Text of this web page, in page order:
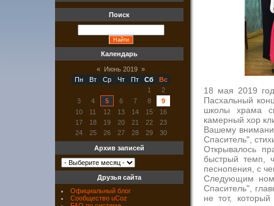
18 мая 2019
Пасхальный
школы храма
камерный хор
Вашему
Спаситель",
Открывалось
быстрый темп,
песнопения, с
Следующим
Спаситель",
не тот,
Поиск
Календарь
« Июнь 2019 »
Пн
Вт Ср Чт Пт Сб
Вс
1
2
3
4 5 6 7 8
9
10
11 12 13 14 15
16
17
18 19 20 21 22
23
24
25 26 27 28 29 30
Архив записей
Друзья сайта
Официальный блог
Сообщество uCoz